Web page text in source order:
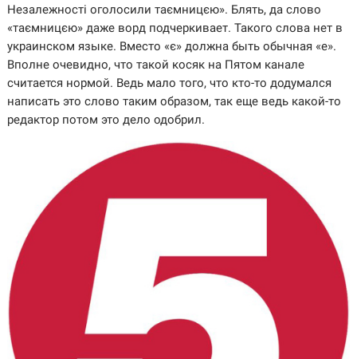
Незалежності оголосили таємницєю». Блять, да слово
«таємницєю» даже ворд подчеркивает. Такого слова нет в
украинском языке. Вместо «є» должна быть обычная «е».
Вполне очевидно, что такой косяк на Пятом канале
считается нормой. Ведь мало того, что кто-то додумался
написать это слово таким образом, так еще ведь какой-то
редактор потом это дело одобрил.